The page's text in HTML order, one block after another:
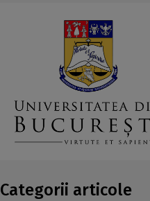
Categorii articole